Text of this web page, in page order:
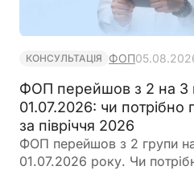
КОНСУЛЬТАЦІЯ ФОП
ФОП перейшов з 2 на 3
01.07.2026: чи потрібно
за півріччя 2026
ФОП перейшов з 2 групи
01.07.2026 року. Чи